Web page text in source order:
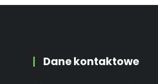
Dane kontaktowe